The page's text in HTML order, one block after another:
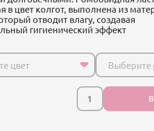
в цвет колгот, выполнена из
отводит влагу, создавая
гигиенический эффект
цвет Выберите